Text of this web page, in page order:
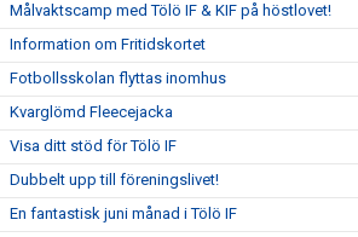
Målvaktscamp med Tölö IF & KIF på höstlovet!
Information om Fritidskortet
Fotbollsskolan flyttas inomhus
Kvarglömd Fleecejacka
Visa ditt stöd för Tölö IF
Dubbelt upp till föreningslivet!
En fantastisk juni månad i Tölö IF